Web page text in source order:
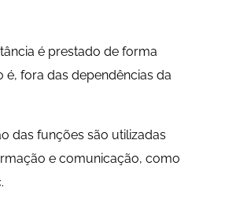
é prestado de forma
é, fora das dependências da
das funções são utilizadas
e comunicação, como